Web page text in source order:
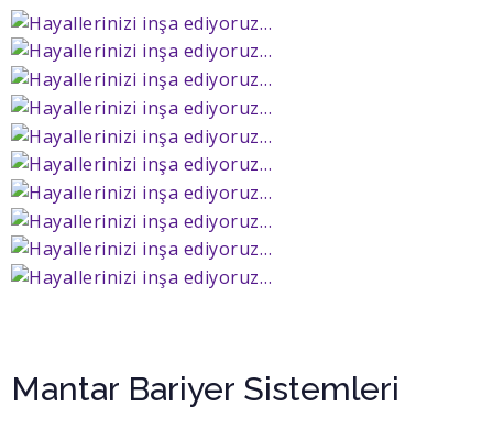
Mantar Bariyer Sistemleri